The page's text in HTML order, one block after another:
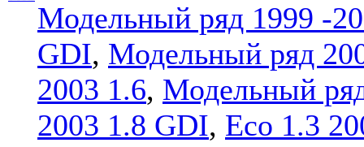
Модельный ряд 1999 -
GDI, Модельный ряд
2003 1.6, Модельный
2003 1.8 GDI, Eco 1.3